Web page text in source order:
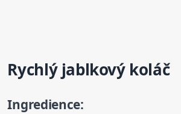
Rychlý jablkový koláč
Ingredience: